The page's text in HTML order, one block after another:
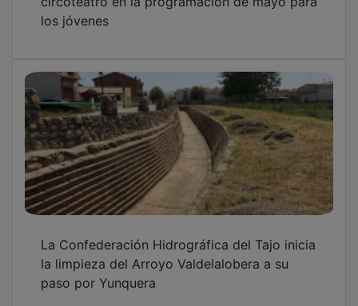
los jóvenes
la limpieza del Arroyo Valdelalobera a su
paso por Yunquera